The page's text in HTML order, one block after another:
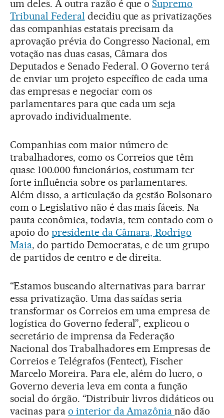
um deles. A outra razão é que oSupremo
Tribunal Federal decidiu que as privatizações
das companhias estatais precisam da
aprovação prévia do Congresso Nacional, em
votação nas duas casas, Câmara dos
Deputados e Senado Federal. O Governo terá
de enviar um projeto específico de cada uma
das empresas e negociar com os
parlamentares para que cada um seja
aprovado individualmente.
Companhias com maior número de
trabalhadores, como os Correios que têm
quase 100.000 funcionários, costumam ter
forte influência sobre os parlamentares.
Além disso, a articulação da gestão Bolsonaro
com o Legislativo não é das mais fáceis. Na
pauta econômica, todavia, tem contado com o
apoio do presidente da Câmara, Rodrigo
Maia, do partido Democratas, e de um grupo
de partidos de centro e de direita.
“Estamos buscando alternativas para barrar
essa privatização. Uma das saídas seria
transformar os Correios em uma empresa de
logística do Governo federal”, explicou o
secretário de imprensa da Federação
Nacional dos Trabalhadores em Empresas de
Correios e Telégrafos (Fentect), Fischer
Marcelo Moreira. Para ele, além do lucro, o
Governo deveria leva em conta a função
social do órgão. “Distribuir livros didáticos ou
vacinas para o interior da Amazônianão dão